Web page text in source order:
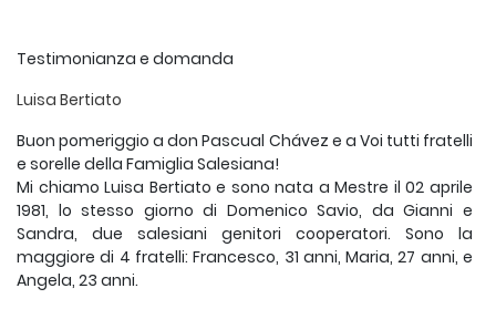
Testimonianza e domanda
Luisa Bertiato
Buon pomeriggio a don Pascual Chávez e a Voi tutti fratelli
e sorelle della Famiglia Salesiana!
Mi chiamo Luisa Bertiato e sono nata a Mestre il 02 aprile
1981, lo stesso giorno di Domenico Savio, da Gianni e
Sandra, due salesiani genitori cooperatori. Sono la
maggiore di 4 fratelli: Francesco, 31 anni, Maria, 27 anni, e
Angela, 23 anni.